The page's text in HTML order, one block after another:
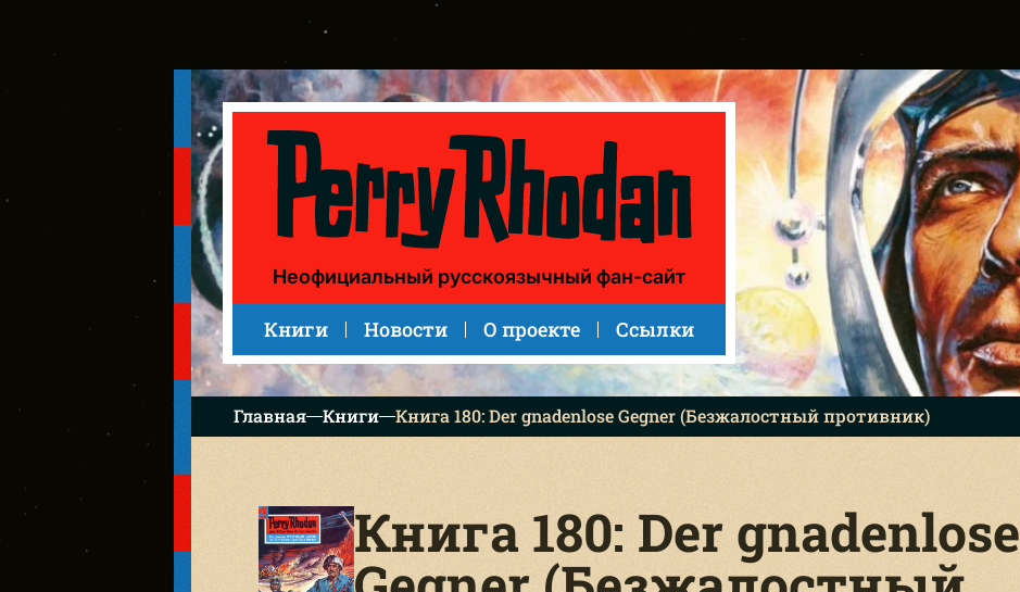
Книга 180: Der gnadenlose Gegner (Безжалостный противник)
Неофициальный русскоязычный фан-сайт
Книги Новости О проекте Ссылки
Главная Книги Книга 180: Der gnadenlose Gegner (Безжалостный противник)
Книга 180: Der gnadenlose